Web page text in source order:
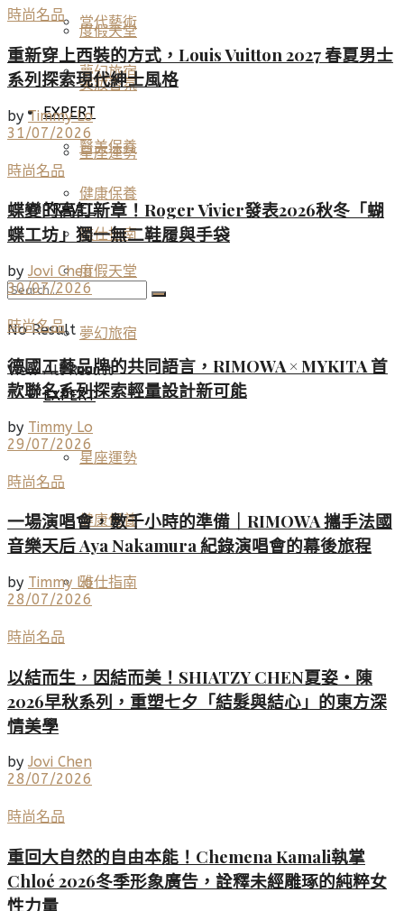
當代藝術
美妝香氛
醫美保養
TRAVEL
度假天堂
夢幻旅宿
EXPERT
星座運勢
健康保養
雅仕指南
度假天堂
夢幻旅宿
EXPERT
星座運勢
健康保養
雅仕指南
No Result
View All Result
時尚名品
重新穿上西裝的方式，Louis Vuitton 2027 春夏男士
系列探索現代紳士風格
by Timmy Lo
31/07/2026
時尚名品
蝶變的高訂新章！Roger Vivier發表2026秋冬「蝴
蝶工坊」獨一無二鞋履與手袋
by Jovi Chen
30/07/2026
時尚名品
德國工藝品牌的共同語言，RIMOWA × MYKITA 首
款聯名系列探索輕量設計新可能
by Timmy Lo
29/07/2026
時尚名品
一場演唱會，數千小時的準備｜RIMOWA 攜手法國
音樂天后 Aya Nakamura 紀錄演唱會的幕後旅程
by Timmy Lo
28/07/2026
時尚名品
以結而生，因結而美！SHIATZY CHEN夏姿・陳
2026早秋系列，重塑七夕「結髮與結心」的東方深
情美學
by Jovi Chen
28/07/2026
時尚名品
重回大自然的自由本能！Chemena Kamali執掌
Chloé 2026冬季形象廣告，詮釋未經雕琢的純粹女
性力量